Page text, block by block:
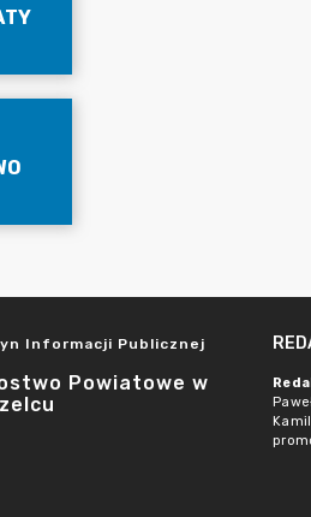
Informacji Publicznej
Powiatowe w